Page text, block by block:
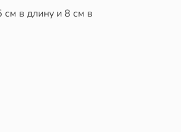
см в длину и 8 см в